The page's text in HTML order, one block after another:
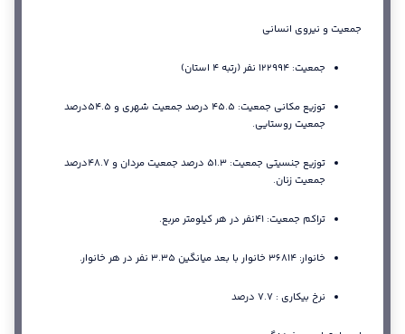
جمعیت و نیروی انسانی
جمعیت: 122994 نفر (رتبه 4 استان)
توزیع مکانی جمعیت: 45.5 درصد جمعیت شهری و 54.5درصد
جمعیت روستایی.
توزیع جنسیتی جمعیت: 51.3 درصد جمعیت مردان و 48.7درصد
جمعیت زنان.
تراکم جمعیت: 41نفر در هر کیلومتر مربع.
خانوار: 36814 خانوار با بعد میانگین 3.35 نفر در هر خانوار.
نرخ بیکاری : 7.7 درصد